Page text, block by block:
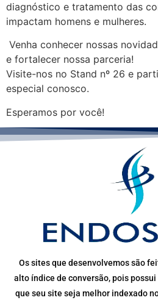
diagnóstico e tratamento das
impactam homens e mulheres.
Venha conhecer nossas
e fortalecer nossa parceria!
Visite-nos no Stand nº 26 e
especial conosco.
Esperamos por você!
Os sites que desenvolvemos são
alto índice de conversão, pois possui
que seu site seja melhor indexado